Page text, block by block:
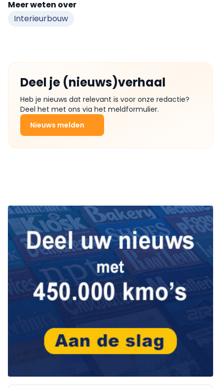
Meer weten over
Interieurbouw
Deel je (nieuws)verhaal
Heb je nieuws dat relevant is voor onze redactie?
Deel het met ons via het meldformulier.
Nieuws melden